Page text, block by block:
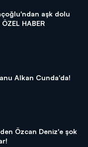
aşk dolu
HABER
Alkan Cunda'da!
Özcan Deniz'e şok